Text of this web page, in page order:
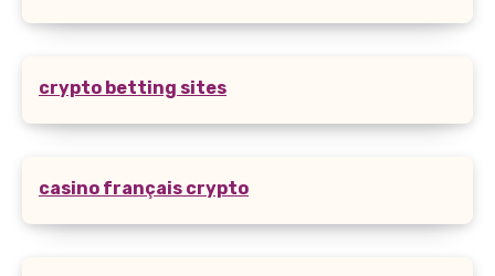
crypto betting sites
casino français crypto